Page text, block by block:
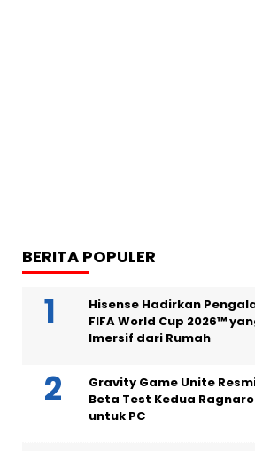
BERITA POPULER
Hisense Hadirkan
FIFA World Cup 2026™
Imersif dari Rumah
Gravity Game Unite
Beta Test Kedua
untuk PC